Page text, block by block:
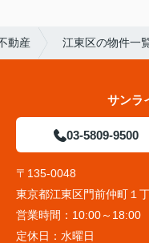
動産 江東区の物件一
サンラ
03-5809-9500
〒135-0048
東京都江東区門前仲町１
営業時間： 10:00～18:00
定休日： 水曜日